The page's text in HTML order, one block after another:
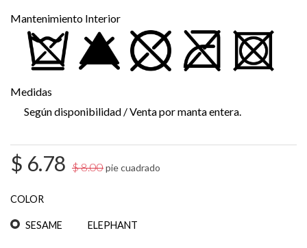
Mantenimiento Interior
Medidas
Según disponibilidad / Venta por manta entera.
$ 6.78 $8.00pie cuadrado
COLOR
SESAME ELEPHANT